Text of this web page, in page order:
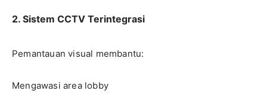
2. Sistem CCTV Terintegrasi
Pemantauan visual membantu:
Mengawasi area lobby